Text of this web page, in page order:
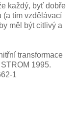
každý, byť dobře
(a tím vzdělávací
měl být citlivý a
transformace
1995.
1